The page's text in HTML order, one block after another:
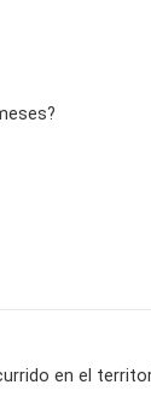
en el